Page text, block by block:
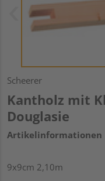
Scheerer
Kantholz mit
Douglasie
Artikelinformationen
9x9cm 2,10m